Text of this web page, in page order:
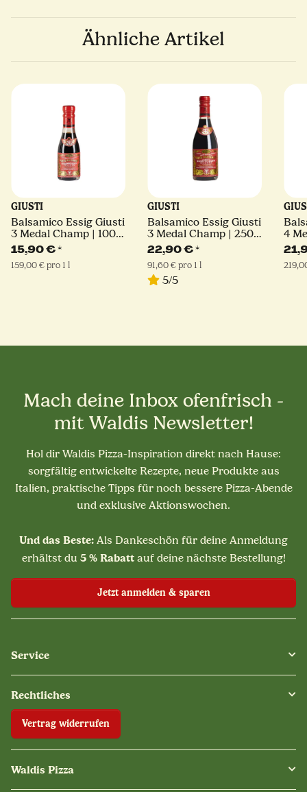
Ähnliche Artikel
GIUSTI
Balsamico Essig Giusti
3 Medal Champ | 100
ml | Giuseppe Giusti
15,90 €*
159,00 € pro 1 l
GIUSTI
Balsamico Essig Giusti
3 Medal Champ | 250
ml | Giuseppe Giusti
22,90 €*
91,60 € pro 1 l
5/5
4
ml |
Mach deine Inbox ofenfrisch -
mit Waldis Newsletter!
Hol dir Waldis Pizza-Inspiration direkt nach Hause:
sorgfältig entwickelte Rezepte, neue Produkte aus
Italien, praktische Tipps für noch bessere Pizza-Abende
und exklusive Aktionswochen.
Und das Beste: Als Dankeschön für deine Anmeldung
erhältst du 5 % Rabattauf deine nächste Bestellung!
Jetzt anmelden & sparen
Service
Rechtliches
Vertrag widerrufen
Waldis Pizza